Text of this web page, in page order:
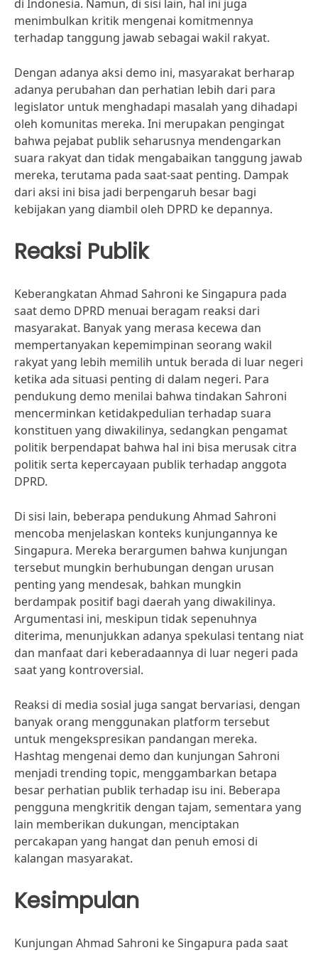
di Indonesia. Namun, di sisi lain, hal ini juga
menimbulkan kritik mengenai komitmennya
terhadap tanggung jawab sebagai wakil rakyat.
Dengan adanya aksi demo ini, masyarakat berharap
adanya perubahan dan perhatian lebih dari para
legislator untuk menghadapi masalah yang dihadapi
oleh komunitas mereka. Ini merupakan pengingat
bahwa pejabat publik seharusnya mendengarkan
suara rakyat dan tidak mengabaikan tanggung jawab
mereka, terutama pada saat-saat penting. Dampak
dari aksi ini bisa jadi berpengaruh besar bagi
kebijakan yang diambil oleh DPRD ke depannya.
Reaksi Publik
Keberangkatan Ahmad Sahroni ke Singapura pada
saat demo DPRD menuai beragam reaksi dari
masyarakat. Banyak yang merasa kecewa dan
mempertanyakan kepemimpinan seorang wakil
rakyat yang lebih memilih untuk berada di luar negeri
ketika ada situasi penting di dalam negeri. Para
pendukung demo menilai bahwa tindakan Sahroni
mencerminkan ketidakpedulian terhadap suara
konstituen yang diwakilinya, sedangkan pengamat
politik berpendapat bahwa hal ini bisa merusak citra
politik serta kepercayaan publik terhadap anggota
DPRD.
Di sisi lain, beberapa pendukung Ahmad Sahroni
mencoba menjelaskan konteks kunjungannya ke
Singapura. Mereka berargumen bahwa kunjungan
tersebut mungkin berhubungan dengan urusan
penting yang mendesak, bahkan mungkin
berdampak positif bagi daerah yang diwakilinya.
Argumentasi ini, meskipun tidak sepenuhnya
diterima, menunjukkan adanya spekulasi tentang niat
dan manfaat dari keberadaannya di luar negeri pada
saat yang kontroversial.
Reaksi di media sosial juga sangat bervariasi, dengan
banyak orang menggunakan platform tersebut
untuk mengekspresikan pandangan mereka.
Hashtag mengenai demo dan kunjungan Sahroni
menjadi trending topic, menggambarkan betapa
besar perhatian publik terhadap isu ini. Beberapa
pengguna mengkritik dengan tajam, sementara yang
lain memberikan dukungan, menciptakan
percakapan yang hangat dan penuh emosi di
kalangan masyarakat.
Kesimpulan
Kunjungan Ahmad Sahroni ke Singapura pada saat